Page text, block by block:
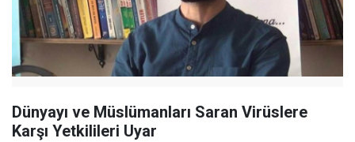
Dünyayı ve Müslümanları Saran Virüslere
Karşı Yetkilileri Uyar